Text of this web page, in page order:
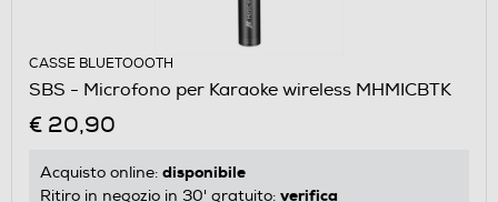
CASSE BLUETOOOTH
SBS - Microfono per Karaoke wireless MHMICBTK
€ 20,90
Acquisto online: disponibile
Ritiro in negozio in 30' gratuito: verifica